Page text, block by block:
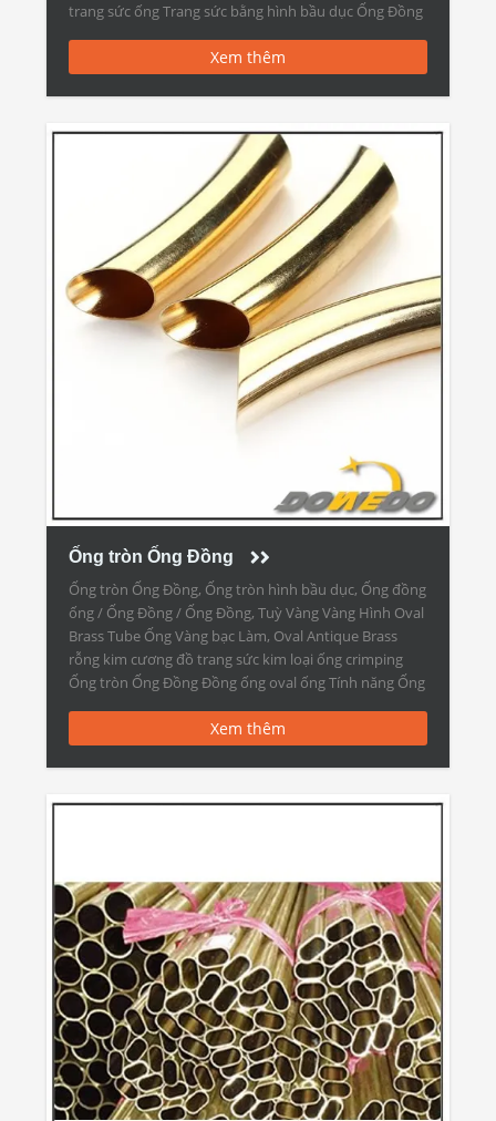
trang sức ống Trang sức bằng hình bầu dục Ống Đồng
Xem thêm
Ống tròn Ống Đồng
Ống tròn Ống Đồng, Ống tròn hình bầu dục, Ống đồng
ống / Ống Đồng / Ống Đồng, Tuỳ Vàng Vàng Hình Oval
Brass Tube Ống Vàng bạc Làm, Oval Antique Brass
rỗng kim cương đồ trang sức kim loại ống crimping
Ống tròn Ống Đồng Đồng ống oval ống Tính năng Ống
Xem thêm